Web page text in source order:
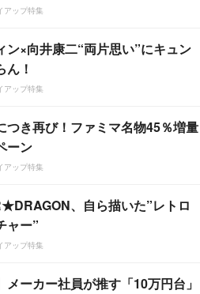
アップ特集
ン×向井康二“両片思い”にキュン
ん！
アップ特集
つき再び！ファミマ名物45％増量
ーン
アップ特集
、自ら描いた”レトロ
ャー”
アップ特集
メーカー社員が推す「10万円台」